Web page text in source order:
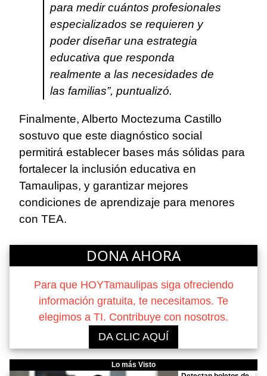
para medir cuántos profesionales
especializados se requieren y
poder diseñar una estrategia
educativa que responda
realmente a las necesidades de
las familias”, puntualizó.
Finalmente, Alberto Moctezuma Castillo
sostuvo que este diagnóstico social
permitirá establecer bases más sólidas para
fortalecer la inclusión educativa en
Tamaulipas, y garantizar mejores
condiciones de aprendizaje para menores
con TEA.
DONA AHORA
Para que HOYTamaulipas siga ofreciendo
información gratuita, te necesitamos. Te
elegimos a TI. Contribuye con nosotros.
DA CLIC AQUÍ
Lo más Visto